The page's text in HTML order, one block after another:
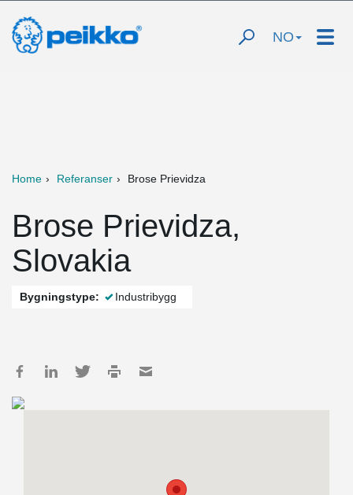
NO
Home Referanser Brose Prievidza
Brose Prievidza,
Slovakia
Bygningstype: Industribygg